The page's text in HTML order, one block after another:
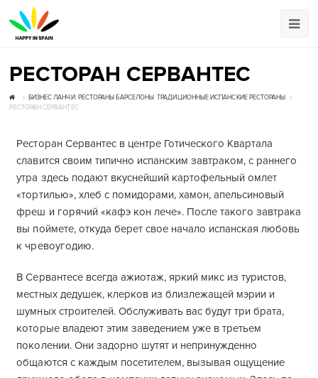
РЕСТОРАН СЕРВАНТЕС
БИЗНЕС ЛАНЧИ, РЕСТОРАНЫ БАРСЕЛОНЫ ,ТРАДИЦИОННЫЕ ИСПАНСКИЕ РЕСТОРАНЫ
РЕСТОРАН СЕРВАНТЕС
Ресторан Сервантес в центре Готического Квартала
славится своим типично испанским завтраком, с раннего
утра здесь подают вкуснейший картофельный омлет
«тортилью», хлеб с помидорами, хамон, апельсиновый
фреш и горячий «кафэ кон лече». После такого завтрака
вы поймете, откуда берет свое начало испанская любовь
к чревоугодию.
В Сервантесе всегда ажиотаж, яркий микс из туристов,
местных дедушек, клерков из близлежащей мэрии и
шумных строителей. Обслуживать вас будут три брата,
которые владеют этим заведением уже в третьем
поколении. Они задорно шутят и непринужденно
общаются с каждым посетителем, вызывая ощущение